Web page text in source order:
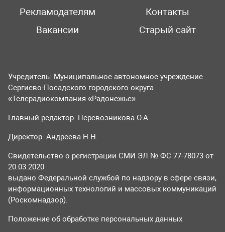
Рекламодателям
Контакты
Вакансии
Старый сайт
Учредитель: Муниципальное автономное учреждение
Сергиево-Посадского городского округа
«Телерадиокомпания «Радонежье».
Главный редактор: Перевозникова О.А.
Директор: Андреева Н.Н.
Свидетельство о регистрации СМИ ЭЛ № ФС 77-78073 от
20.03.2020
выдано Федеральной службой по надзору в сфере связи,
информационных технологий и массовых коммуникаций
(Роскомнадзор).
Положение об обработке персональных данных